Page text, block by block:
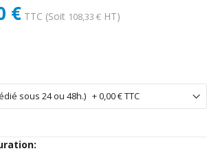
€ TTC (Soit 108,33 € HT)